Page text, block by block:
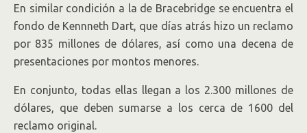
En similar condición a la de Bracebridge se encuentra el
fondo de Kennneth Dart, que días atrás hizo un reclamo
por 835 millones de dólares, así como una decena de
presentaciones por montos menores.
En conjunto, todas ellas llegan a los 2.300 millones de
dólares, que deben sumarse a los cerca de 1600 del
reclamo original.